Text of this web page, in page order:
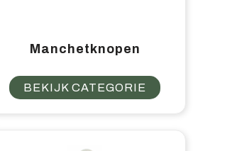
Manchetknopen
BEKIJK CATEGORIE